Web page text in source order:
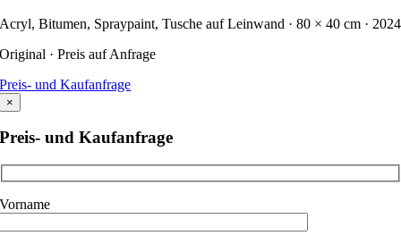
Acryl, Bitumen, Spraypaint, Tusche auf Leinwand · 80 × 40 cm · 2024
Original · Preis auf Anfrage
Preis- und Kaufanfrage
×
Preis- und Kaufanfrage
Vorname